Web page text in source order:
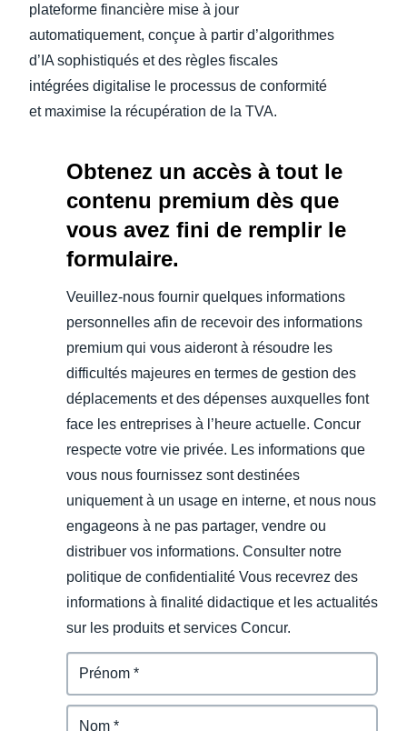
plateforme financière mise à jour
automatiquement, conçue à partir d’algorithmes
d’IA sophistiqués et des règles fiscales
intégrées digitalise le processus de conformité
et maximise la récupération de la TVA.
Obtenez un accès à tout le
contenu premium dès que
vous avez fini de remplir le
formulaire.
Veuillez-nous fournir quelques informations
personnelles afin de recevoir des informations
premium qui vous aideront à résoudre les
difficultés majeures en termes de gestion des
déplacements et des dépenses auxquelles font
face les entreprises à l’heure actuelle. Concur
respecte votre vie privée. Les informations que
vous nous fournissez sont destinées
uniquement à un usage en interne, et nous nous
engageons à ne pas partager, vendre ou
distribuer vos informations. Consulter notre
politique de confidentialité Vous recevrez des
informations à finalité didactique et les actualités
sur les produits et services Concur.